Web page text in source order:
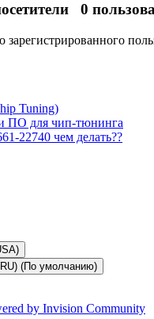
0
зарегистрированного
Tuning)
ПО для чип-тюнинга
22740 чем делать??
(По умолчанию)
by Invision Community